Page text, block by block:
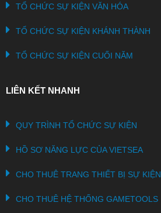
TỔ CHỨC SỰ KIỆN VĂN HÓA
TỔ CHỨC SỰ KIỆN KHÁNH THÀNH
TỔ CHỨC SỰ KIỆN CUỐI NĂM
LIÊN KẾT NHANH
QUY TRÌNH TỔ CHỨC SỰ KIỆN
HỒ SƠ NĂNG LỰC CỦA VIETSEA
CHO THUÊ TRANG THIẾT BỊ SỰ KIỆN
CHO THUÊ HỆ THỐNG GAMETOOLS